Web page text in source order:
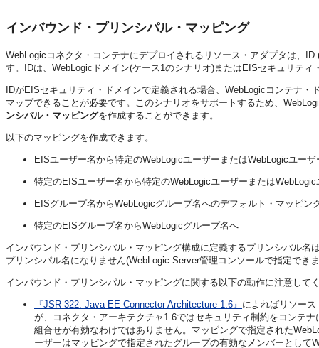
インバウンド・プリンシパル・マッピング
WebLogicコネクタ・コンテナにデプロイされるリソース・アダプタは、
す。IDは、WebLogicドメイン(ケース1のシナリオ)またはEISセキュリテ
IDがEISセキュリティ・ドメインで定義される場合、WebLogicコンテナ
マップできることが必要です。このシナリオをサポートするため、
ンシパル・マッピングを作成することができます。
以下のマッピングを作成できます。
EISユーザー名から特定のWebLogicユーザーまたはWebLogicユーザ
特定のEISユーザー名から特定のWebLogicユーザーまたはWebLogic
EISグループ名からWebLogicグループ名へのデフォルト・マッピン
特定のEISグループ名からWebLogicグループ名へ
インバウンド・プリンシパル・マッピング構成に定義するプリンシパル
プリンシパル名になりません(WebLogic Server管理コンソールで指定でき
インバウンド・プリンシパル・マッピングに関する以下の動作に注意して
『JSR 322: Java EE Connector Architecture 1.6』 によればリソー
が、コネクタ・アーキテクチャ1.6ではセキュリティ制約をコンテ
組合せが有効なわけではありません。マッピングで指定された
ーザーはマッピングで指定されたグループの有効なメンバーとし